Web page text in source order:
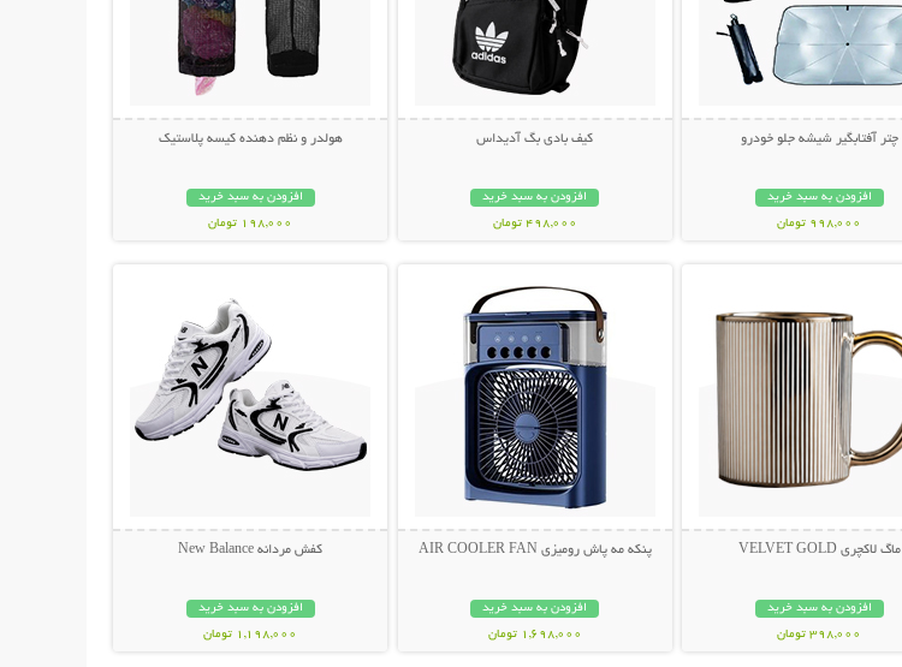
چتر آفتابگیر شیشه جلو خودرو
افزودن به سبد خرید
998,000 تومان
کیف بادی بگ آدیداس
افزودن به سبد خرید
498,000 تومان
هولدر و نظم دهنده کیسه پلاستیک
افزودن به سبد خرید
198,000 تومان
ماگ لاکچری VELVET GOLD
افزودن به سبد خرید
398,000 تومان
پنکه مه پاش رومیزی AIR COOLER FAN
افزودن به سبد خرید
1,698,000 تومان
کفش مردانه New Balance
افزودن به سبد خرید
1,198,000 تومان